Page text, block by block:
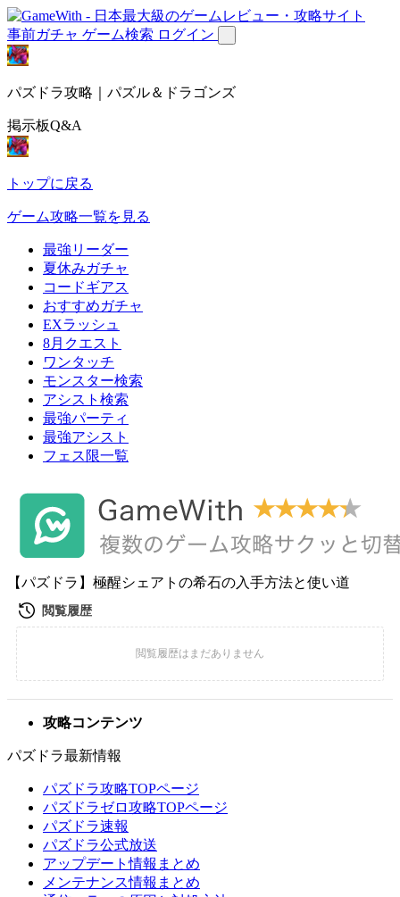
事前ガチャ ゲーム検索 ログイン
パズドラ攻略｜パズル＆ドラゴンズ
掲示板Q&A
トップに戻る
ゲーム攻略一覧を見る
最強リーダー
夏休みガチャ
コードギアス
おすすめガチャ
EXラッシュ
8月クエスト
ワンタッチ
モンスター検索
アシスト検索
最強パーティ
最強アシスト
フェス限一覧
【パズドラ】極醒シェアトの希石の入手方法と使い道
攻略コンテンツ
パズドラ最新情報
パズドラ攻略TOPページ
パズドラゼロ攻略TOPページ
パズドラ速報
パズドラ公式放送
アップデート情報まとめ
メンテナンス情報まとめ